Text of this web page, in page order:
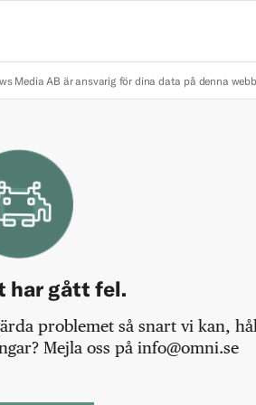
Media AB är ansvarig för dina data på denna
har gått fel.
problemet så snart vi kan,
Mejla oss på info@omni.se